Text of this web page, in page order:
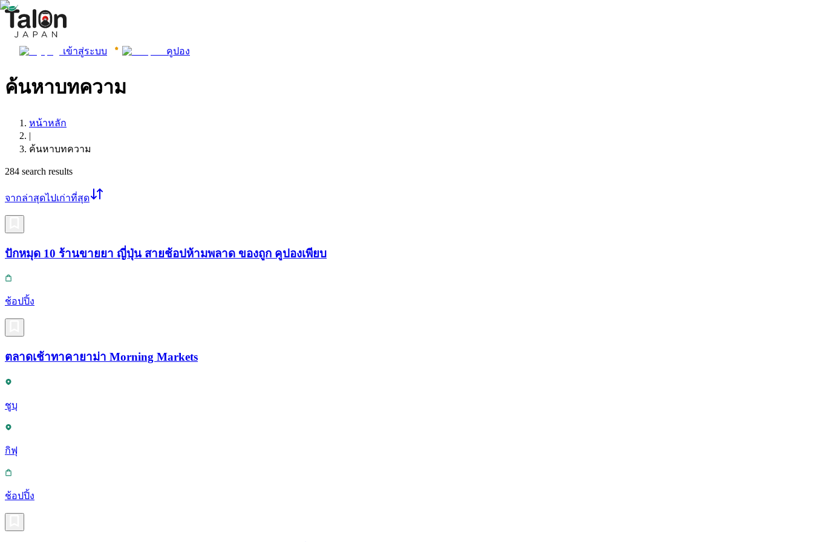
เข้าสู่ระบบ คูปอง
ค้นหาบทความ
หน้าหลัก
|
ค้นหาบทความ
284 search results
จากล่าสุดไปเก่าที่สุด
ปักหมุด 10 ร้านขายยา ญี่ปุ่น สายช้อปห้ามพลาด ของถูก คูปองเพียบ
ช้อปปิ้ง
ตลาดเช้าทาคายาม่า Morning Markets
ชูบุ
กิฟุ
ช้อปปิ้ง